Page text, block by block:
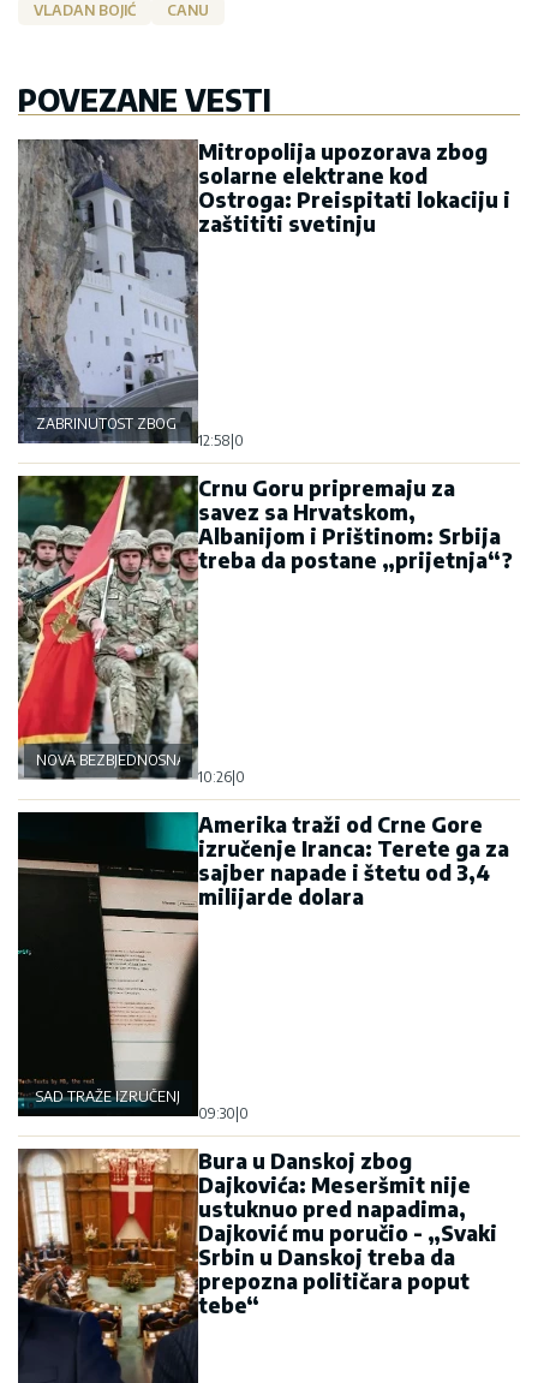
VLADAN BOJIĆ
CANU
POVEZANE VESTI
ZABRINUTOST ZBOG OSTROGA
Mitropolija upozorava zbog
solarne elektrane kod
Ostroga: Preispitati lokaciju i
zaštititi svetinju
12:58 0
NOVA BEZBJEDNOSNA OSOVINA
Crnu Goru pripremaju za
savez sa Hrvatskom,
Albanijom i Prištinom: Srbija
treba da postane „prijetnja“?
10:26 0
SAD TRAŽE IZRUČENJE
Amerika traži od Crne Gore
izručenje Iranca: Terete ga za
sajber napade i štetu od 3,4
milijarde dolara
09:30 0
Bura u Danskoj zbog
Dajkovića: Meseršmit nije
ustuknuo pred napadima,
Dajković mu poručio - „Svaki
Srbin u Danskoj treba da
prepozna političara poput
tebe“